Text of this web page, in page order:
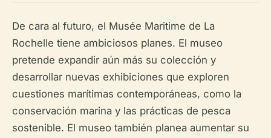
De cara al futuro, el Musée Maritime de La
Rochelle tiene ambiciosos planes. El museo
pretende expandir aún más su colección y
desarrollar nuevas exhibiciones que exploren
cuestiones marítimas contemporáneas, como la
conservación marina y las prácticas de pesca
sostenible. El museo también planea aumentar su